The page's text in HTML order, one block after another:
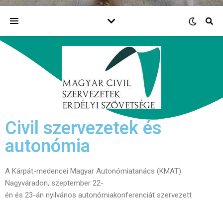
Civil szervezetek és
autonómia
A Kárpát-medencei Magyar Autonómiatanács (KMAT)
Nagyváradon, szeptember 22-
én és 23-án nyilvános autonómiakonferenciát szervezett